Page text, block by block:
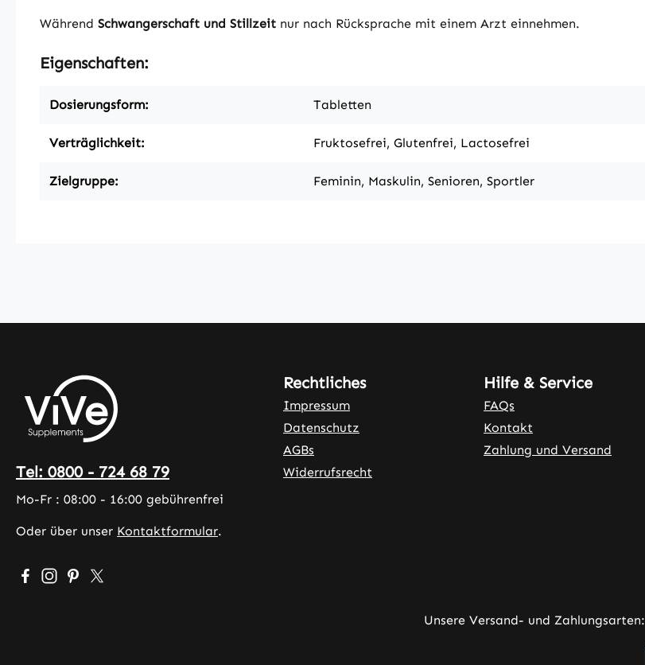
Während Schwangerschaft und Stillzeit nur nach Rücksprache mit einem Arzt einnehmen.
Eigenschaften:
Dosierungsform: Tabletten
Verträglichkeit: Fruktosefrei, Glutenfrei, Lactosefrei
Zielgruppe: Feminin, Maskulin, Senioren, Sportler
Tel: 0800 - 724 68 79
Mo-Fr : 08:00 - 16:00 gebührenfrei
Oder über unser Kontaktformular.
Besuche uns auf Facebook – öffnet in neuem Tab (externer Link)
Schau auf Instagram vorbei – öffnet in neuem Tab (externer Link)
Lass dich auf Pinterest inspirieren – öffnet in neuem Tab (externer Link)
Folge uns auf X – öffnet in neuem Tab (externer Link)
Rechtliches
Impressum
Datenschutz
AGBs
Widerrufsrecht
Hilfe & Service
FAQs
Kontakt
Zahlung und Versand
Unsere Versand- und Zahlungsarten: